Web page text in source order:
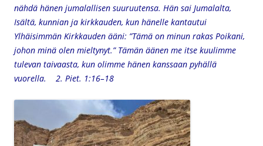
nähdä hänen jumalallisen suuruutensa. Hän sai Jumalalta,
Isältä, kunnian ja kirkkauden, kun hänelle kantautui
Ylhäisimmän Kirkkauden ääni: ”Tämä on minun rakas Poikani,
johon minä olen mieltynyt.” Tämän äänen me itse kuulimme
tulevan taivaasta, kun olimme hänen kanssaan pyhällä
vuorella. 2. Piet. 1:16–18